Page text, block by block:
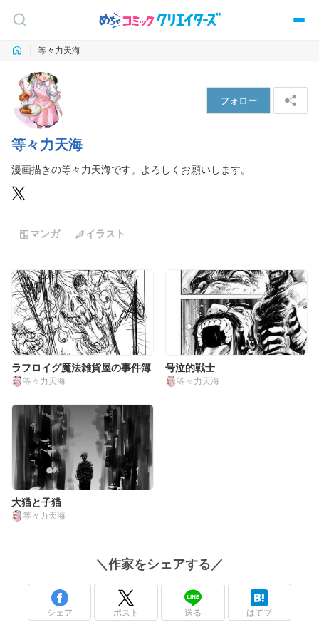
等々力天海
等々力天海
フォロー
漫画描きの等々力天海です。よろしくお願いします。
マンガ イラスト
ラフロイグ魔法雑貨屋の事件簿
等々力天海
号泣的戦士
等々力天海
大猫と子猫
等々力天海
＼ 作家をシェアする／
シェア ポスト 送る はてブ